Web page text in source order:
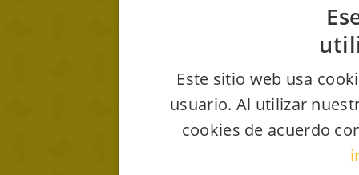
Este sitio web usa
usuario. Al utilizar
cookies de acuerdo